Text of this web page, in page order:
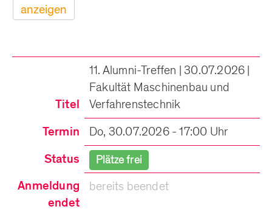
anzeigen
Titel
11. Alumni-Treffen | 30.07.2026 |
Fakultät Maschinenbau und
Verfahrenstechnik
Termin
Do, 30.07.2026 - 17:00 Uhr
Status
Plätze frei
Anmeldung
endet
bereits beendet